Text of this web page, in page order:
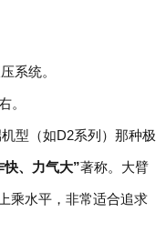
系统。
。
型（如D2系列）那种极
快、力气大”著称。大臂
乘水平，非常适合追求